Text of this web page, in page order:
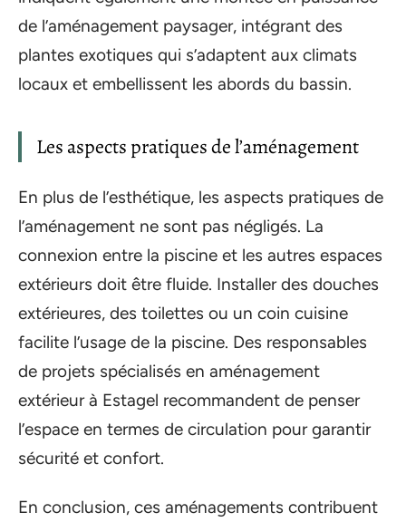
de l’aménagement paysager, intégrant des
plantes exotiques qui s’adaptent aux climats
locaux et embellissent les abords du bassin.
Les aspects pratiques de l’aménagement
En plus de l’esthétique, les aspects pratiques de
l’aménagement ne sont pas négligés. La
connexion entre la piscine et les autres espaces
extérieurs doit être fluide. Installer des douches
extérieures, des toilettes ou un coin cuisine
facilite l’usage de la piscine. Des responsables
de projets spécialisés en aménagement
extérieur à Estagel recommandent de penser
l’espace en termes de circulation pour garantir
sécurité et confort.
En conclusion, ces aménagements contribuent